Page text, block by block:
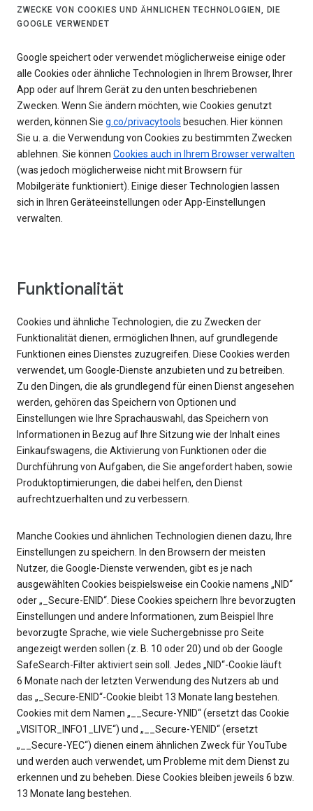
ZWECKE VON COOKIES UND ÄHNLICHEN TECHNOLOGIEN, DIE
GOOGLE VERWENDET
Google speichert oder verwendet möglicherweise einige oder
alle Cookies oder ähnliche Technologien in Ihrem Browser, Ihrer
App oder auf Ihrem Gerät zu den unten beschriebenen
Zwecken. Wenn Sie ändern möchten, wie Cookies genutzt
werden, können Sie g.co/privacytools besuchen. Hier können
Sie u. a. die Verwendung von Cookies zu bestimmten Zwecken
ablehnen. Sie können Cookies auch in Ihrem Browser verwalten
(was jedoch möglicherweise nicht mit Browsern für
Mobilgeräte funktioniert). Einige dieser Technologien lassen
sich in Ihren Geräteeinstellungen oder App-Einstellungen
verwalten.
Funktionalität
Cookies und ähnliche Technologien, die zu Zwecken der
Funktionalität dienen, ermöglichen Ihnen, auf grundlegende
Funktionen eines Dienstes zuzugreifen. Diese Cookies werden
verwendet, um Google-Dienste anzubieten und zu betreiben.
Zu den Dingen, die als grundlegend für einen Dienst angesehen
werden, gehören das Speichern von Optionen und
Einstellungen wie Ihre Sprachauswahl, das Speichern von
Informationen in Bezug auf Ihre Sitzung wie der Inhalt eines
Einkaufswagens, die Aktivierung von Funktionen oder die
Durchführung von Aufgaben, die Sie angefordert haben, sowie
Produktoptimierungen, die dabei helfen, den Dienst
aufrechtzuerhalten und zu verbessern.
Manche Cookies und ähnlichen Technologien dienen dazu, Ihre
Einstellungen zu speichern. In den Browsern der meisten
Nutzer, die Google-Dienste verwenden, gibt es je nach
ausgewählten Cookies beispielsweise ein Cookie namens „NID“
oder „_Secure-ENID“. Diese Cookies speichern Ihre bevorzugten
Einstellungen und andere Informationen, zum Beispiel Ihre
bevorzugte Sprache, wie viele Suchergebnisse pro Seite
angezeigt werden sollen (z. B. 10 oder 20) und ob der Google
SafeSearch-Filter aktiviert sein soll. Jedes „NID“-Cookie läuft
6 Monate nach der letzten Verwendung des Nutzers ab und
das „_Secure-ENID“-Cookie bleibt 13 Monate lang bestehen.
Cookies mit dem Namen „__Secure-YNID“ (ersetzt das Cookie
„VISITOR_INFO1_LIVE“) und „__Secure-YENID“ (ersetzt
„__Secure-YEC“) dienen einem ähnlichen Zweck für YouTube
und werden auch verwendet, um Probleme mit dem Dienst zu
erkennen und zu beheben. Diese Cookies bleiben jeweils 6 bzw.
13 Monate lang bestehen.